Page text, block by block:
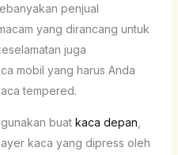
penjual
yang dirancang untuk
juga
mobil yang harus Anda
tempered.
buat kaca depan
kaca yang dipress oleh